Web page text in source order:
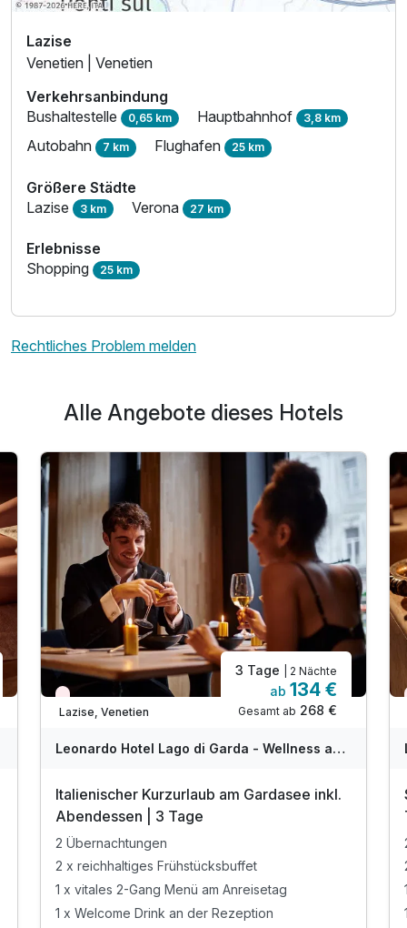
Lazise
Venetien | Venetien
Verkehrsanbindung
Bushaltestelle 0,65 km Hauptbahnhof 3,8 km
Autobahn 7 km Flughafen 25 km
Größere Städte
Lazise 3 km Verona 27 km
Erlebnisse
Shopping 25 km
Rechtliches Problem melden
Alle Angebote dieses Hotels
Wieder frei ab September
Lazise, Venetien
3 Tage | 2 Nächte
ab 134 €
Gesamt ab 268 €
Leonardo Hotel Lago di Garda - Wellness and Spa
Italienischer Kurzurlaub am Gardasee inkl.
Abendessen | 3 Tage
2 Übernachtungen
2 x reichhaltiges Frühstücksbuffet
1 x vitales 2-Gang Menü am Anreisetag
1 x Welcome Drink an der Rezeption